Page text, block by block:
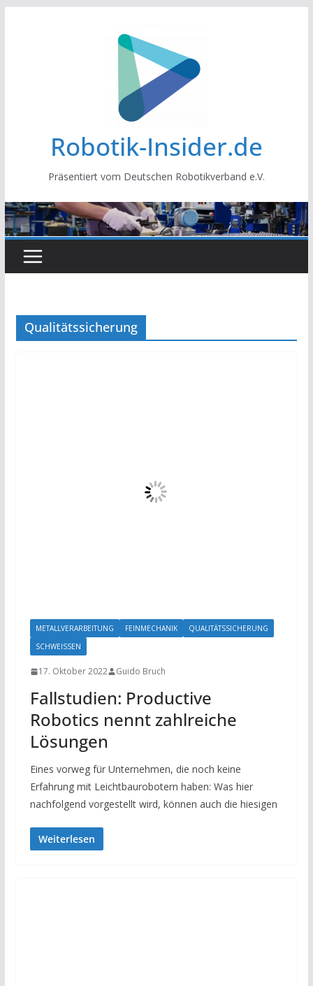
Robotik-Insider.de
Präsentiert vom Deutschen Robotikverband e.V.
Qualitätssicherung
METALLVERARBEITUNG FEINMECHANIK
QUALITÄTSSICHERUNG
SCHWEISSEN
17. Oktober 2022 Guido Bruch
Fallstudien: Productive
Robotics nennt zahlreiche
Lösungen
Eines vorweg für Unternehmen, die noch keine
Erfahrung mit Leichtbaurobotern haben: Was hier
nachfolgend vorgestellt wird, können auch die hiesigen
Weiterlesen